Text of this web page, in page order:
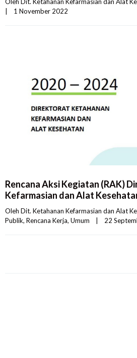
1 November 2022
Rencana Aksi Kegiatan (RAK)
Kefarmasian dan Alat
Oleh Dit. Ketahanan Kefarmasian dan Alat
Publik, Rencana Kerja, Umum 22